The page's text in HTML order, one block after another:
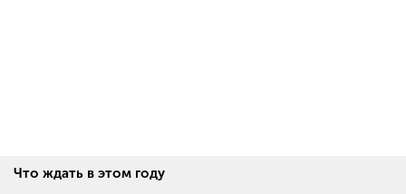
Что ждать в этом году